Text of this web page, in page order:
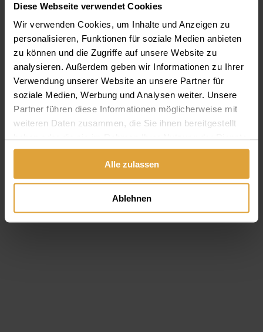
Diese Webseite verwendet Cookies
Wir verwenden Cookies, um Inhalte und Anzeigen zu
personalisieren, Funktionen für soziale Medien anbieten
zu können und die Zugriffe auf unsere Website zu
analysieren. Außerdem geben wir Informationen zu Ihrer
Verwendung unserer Website an unsere Partner für
soziale Medien, Werbung und Analysen weiter. Unsere
Partner führen diese Informationen möglicherweise mit
weiteren Daten zusammen, die Sie ihnen bereitgestellt
haben oder die sie im Rahmen Ihrer Nutzung der Dienste
gesammelt haben.
Alle zulassen
Ablehnen
Dentalreise Ungarn - Urlaub mit
Zahnbehandlung kombinieren
Zahnbehandlung und Urlaub kombinieren✓ Behandlung mit
modernen Geräten✓ erstklassige Hotels✓ ungarische
Gastfreundschaft✓ Thermalsee✓
Weiterlesen